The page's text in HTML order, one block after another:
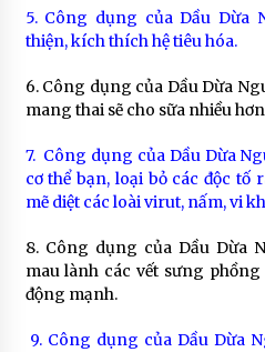
5. Công dụng của Dầu Dừa
thiện, kích thích hệ tiêu hóa.
6. Công dụng của Dầu Dừa
mang thai sẽ cho sữa nhiều
7. Công dụng của Dầu Dừa
cơ thể bạn, loại bỏ các độc
mẽ diệt các loài virut, nấm, vi
8. Công dụng của Dầu Dừa
mau lành các vết sưng
động mạnh.
9. Công dụng của Dầu Dừa